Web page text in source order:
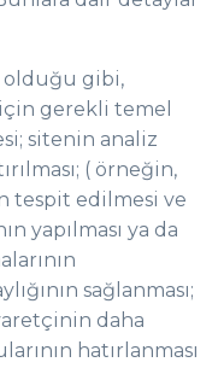
olduğu gibi,
gerekli temel
sitenin analiz
( örneğin,
tespit edilmesi ve
yapılması ya da
sağlanması;
daha
hatırlanması